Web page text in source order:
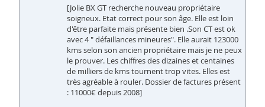
[Jolie BX GT recherche nouveau propriétaire
soigneux. Etat correct pour son âge. Elle est loin
d'être parfaite mais présente bien .Son CT est ok
avec 4 " défaillances mineures". Elle aurait 123000
kms selon son ancien propriétaire mais je ne peux
le prouver. Les chiffres des dizaines et centaines
de milliers de kms tournent trop vites. Elles est
très agréable à rouler. Dossier de factures présent
: 11000€ depuis 2008]